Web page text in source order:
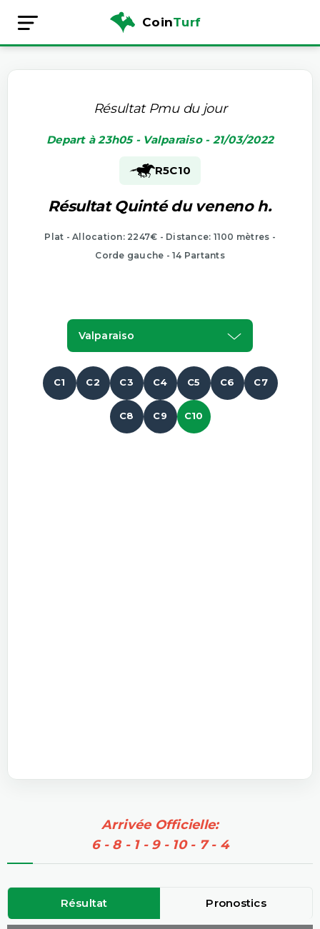
CoinTurf
Résultat Pmu du jour
Depart à 23h05 - Valparaiso - 21/03/2022
R5C10
Résultat Quinté du veneno h.
Plat - Allocation: 2247€ - Distance: 1100 mètres -
Corde gauche - 14 Partants
Valparaiso
C1 C2 C3 C4 C5 C6 C7
C8 C9 C10
Arrivée Officielle:
6 - 8 - 1 - 9 - 10 - 7 - 4
Résultat Pronostics